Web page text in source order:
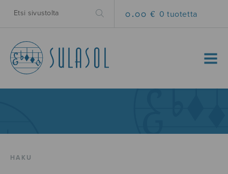
0.00 € 0 tuotetta
MENU
HAKU